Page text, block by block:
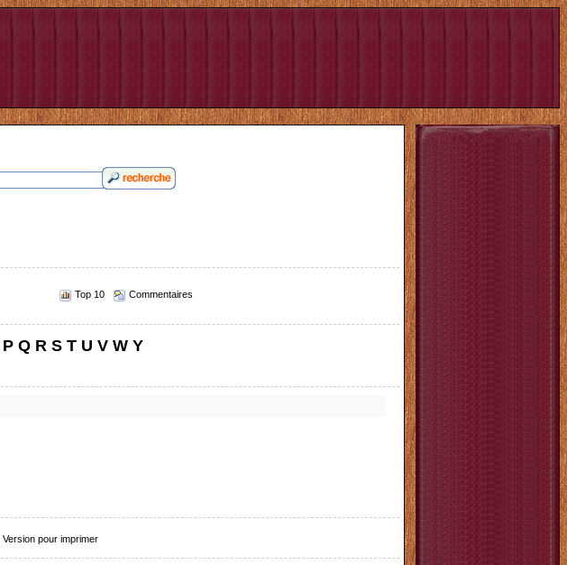
Top 10 Commentaires
P Q R S T U V W Y
Version pour imprimer